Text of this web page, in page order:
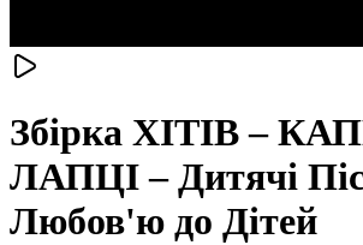
Збірка ХІТІВ –
ЛАПЦІ – Дитячі
Любов'ю до Дітей